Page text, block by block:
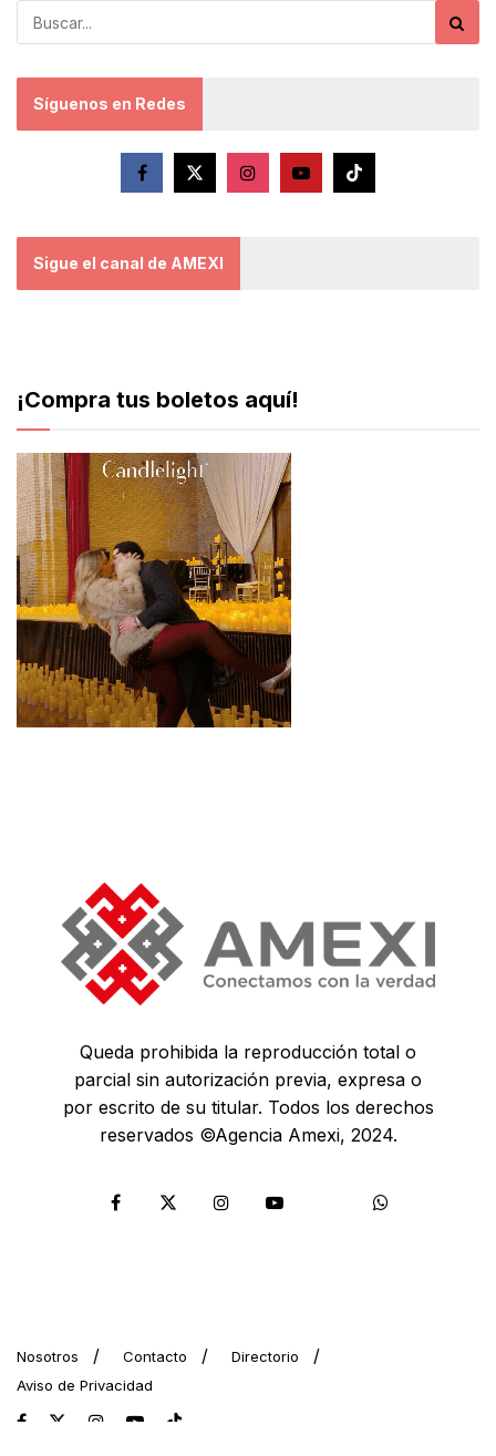
Síguenos en Redes
Sigue el canal de AMEXI
¡Compra tus boletos aquí!
Queda prohibida la reproducción total o
parcial sin autorización previa, expresa o
por escrito de su titular. Todos los derechos
reservados ©Agencia Amexi, 2024.
Nosotros Contacto
Directorio
Aviso de Privacidad